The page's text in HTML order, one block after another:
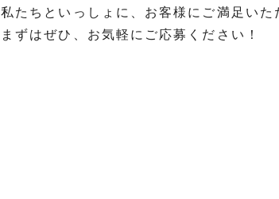
私たちといっしょに、お客様にご満足いた
まずはぜひ、お気軽にご応募ください！